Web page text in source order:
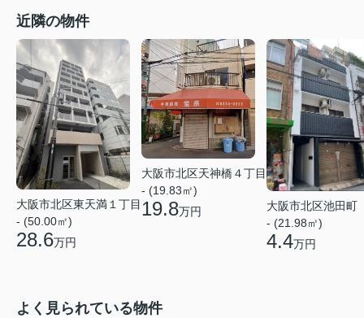
近隣の物件
大阪市北区東天満１丁目
- (50.00㎡)
28.6万円
大阪市北区天神橋４丁目
- (19.83㎡)
19.8万円
大阪市北区池田町
- (21.98㎡)
4.4万円
よく見られている物件